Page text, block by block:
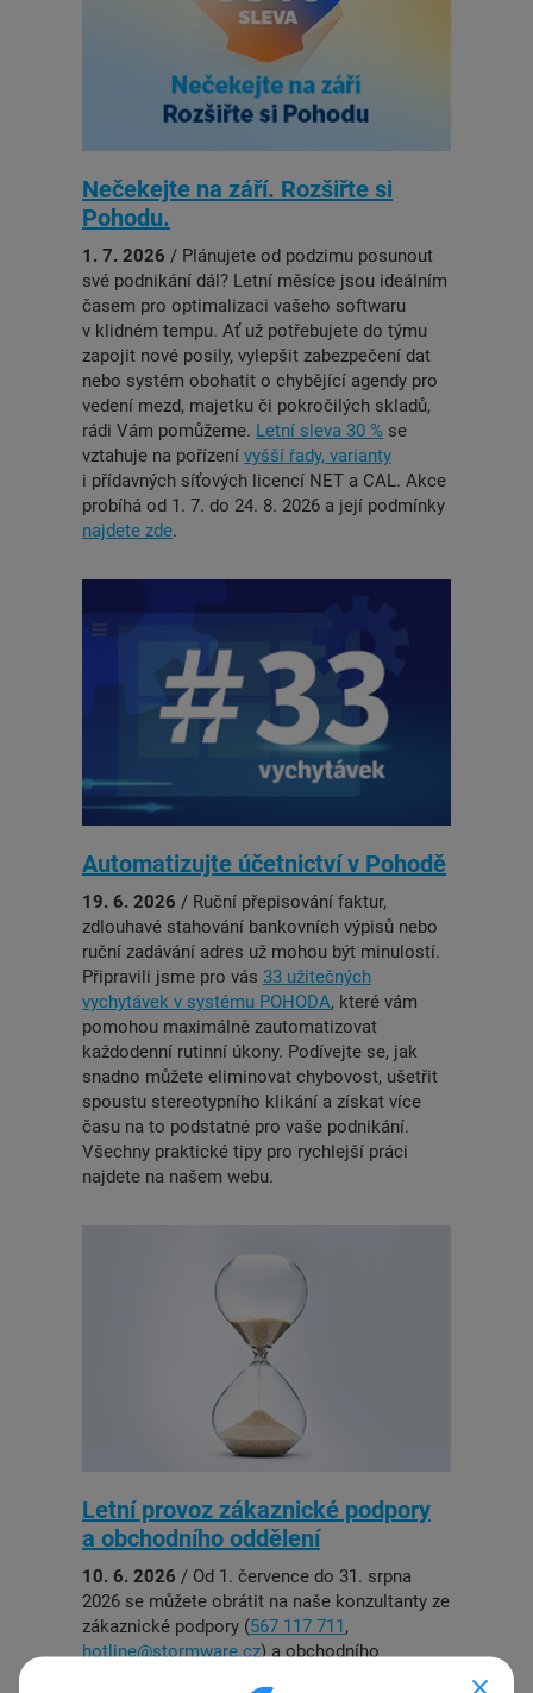
Nečekejte na září. Rozšiřte si
Pohodu.
1. 7. 2026 / Plánujete od podzimu posunout
své podnikání dál? Letní měsíce jsou ideálním
časem pro optimalizaci vašeho softwaru
v klidném tempu. Ať už potřebujete do týmu
zapojit nové posily, vylepšit zabezpečení dat
nebo systém obohatit o chybějící agendy pro
vedení mezd, majetku či pokročilých skladů,
rádi Vám pomůžeme. Letní sleva 30 % se
vztahuje na pořízení vyšší řady, varianty
i přídavných síťových licencí NET a CAL. Akce
probíhá od 1. 7. do 24. 8. 2026 a její podmínky
najdete zde.
Automatizujte účetnictví v Pohodě
19. 6. 2026 / Ruční přepisování faktur,
zdlouhavé stahování bankovních výpisů nebo
ruční zadávání adres už mohou být minulostí.
Připravili jsme pro vás 33 užitečných
vychytávek v systému POHODA, které vám
pomohou maximálně zautomatizovat
každodenní rutinní úkony. Podívejte se, jak
snadno můžete eliminovat chybovost, ušetřit
spoustu stereotypního klikání a získat více
času na to podstatné pro vaše podnikání.
Všechny praktické tipy pro rychlejší práci
najdete na našem webu.
Letní provoz zákaznické podpory
a obchodního oddělení
10. 6. 2026 / Od 1. července do 31. srpna
2026 se můžete obrátit na naše konzultanty ze
zákaznické podpory (567 117 711,
hotline@stormware.cz) a obchodního